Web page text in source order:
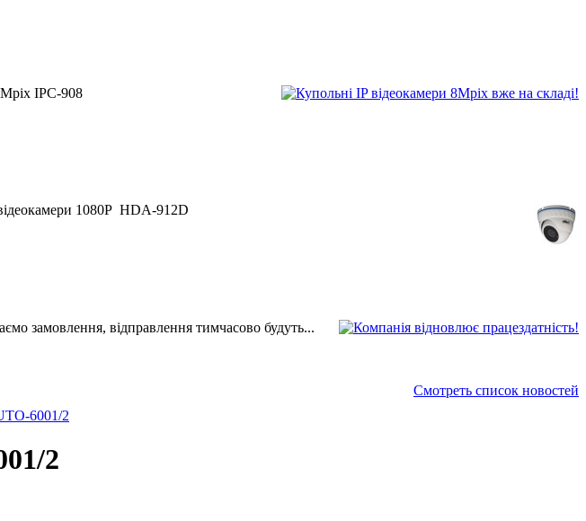
IPC-908
1080P HDA-912D
замовлення, відправлення тимчасово будуть...
Смотреть список новостей
6001/2
2